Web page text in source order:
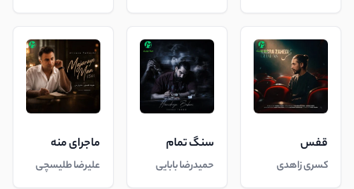
قفس
کسری زاهدی
سنگ تمام
حمیدرضا بابایی
ماجرای منه
علیرضا طلیسچی